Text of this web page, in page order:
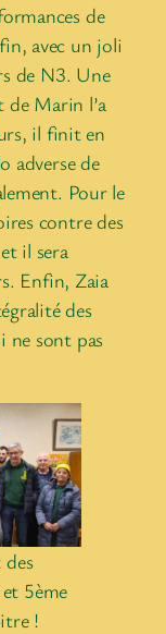
de
avec un joli
de N3. Une
Marin l’a
il finit en
adverse de
Pour le
contre des
il sera
Enfin, Zaia
des
ne sont pas
5ème
!